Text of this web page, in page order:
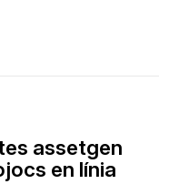
assetgen
en línia